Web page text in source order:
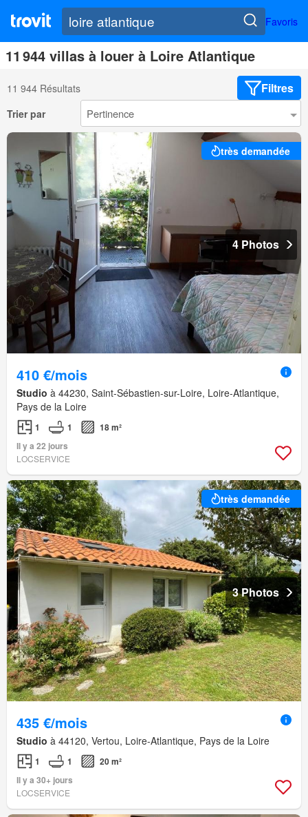
Favoris
11 944 villas à louer à Loire Atlantique
11 944 Résultats Filtres
Trier par
très demandée
4 Photos
410 €/mois
Studio à 44230, Saint-Sébastien-sur-Loire, Loire-Atlantique,
Pays de la Loire
1 1
18 m²
Il y a 22 jours
LOCSERVICE
très demandée
3 Photos
435 €/mois
Studio à 44120, Vertou, Loire-Atlantique, Pays de la Loire
1 1
20 m²
Il y a 30+ jours
LOCSERVICE